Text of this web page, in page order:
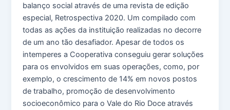
balanço social através de uma revista de edição
especial, Retrospectiva 2020. Um compilado com
todas as ações da instituição realizadas no decorre
de um ano tão desafiador. Apesar de todos os
intemperes a Cooperativa conseguiu gerar soluções
para os envolvidos em suas operações, como, por
exemplo, o crescimento de 14% em novos postos
de trabalho, promoção de desenvolvimento
socioeconômico para o Vale do Rio Doce através